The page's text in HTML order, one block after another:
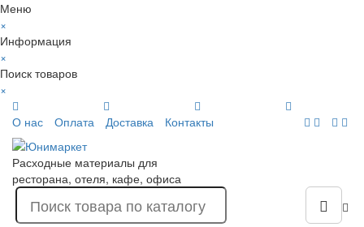
Меню
×
Информация
×
Поиск товаров
×
О нас
Оплата Доставка Контакты
Расходные материалы для
ресторана, отеля, кафе, офиса